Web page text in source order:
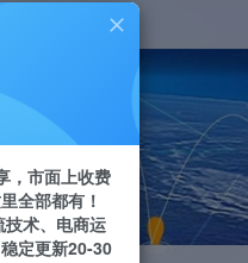
，市面上收费
全部都有！
技术、电商运
定更新20-30